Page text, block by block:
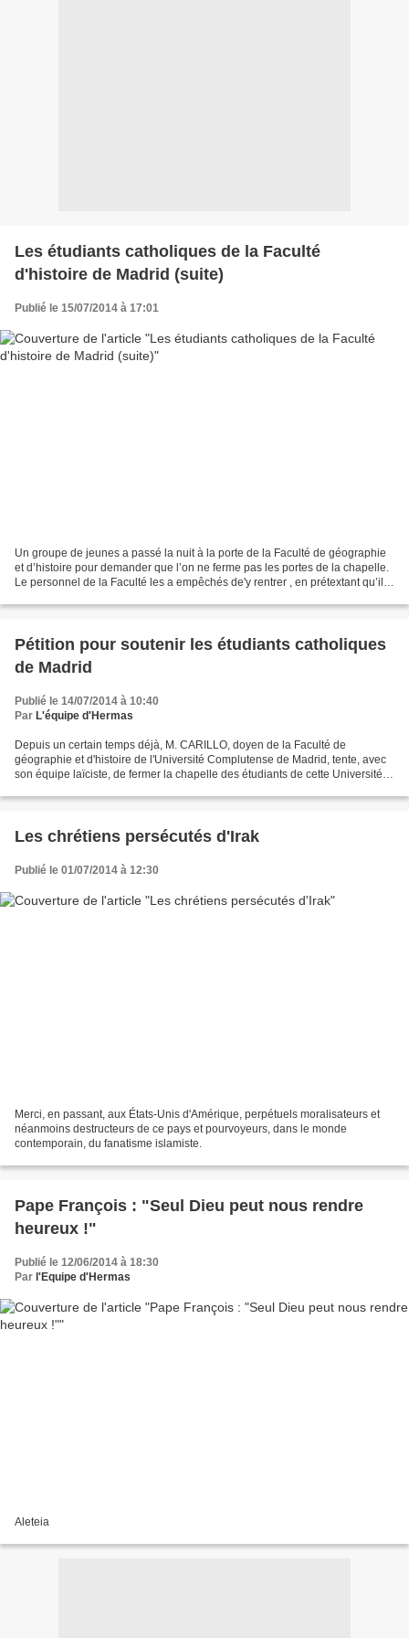
Les étudiants catholiques de la Faculté
d'histoire de Madrid (suite)
Publié le 15/07/2014 à 17:01
Un groupe de jeunes a passé la nuit à la porte de la Faculté de géographie
et d’histoire pour demander que l’on ne ferme pas les portes de la chapelle.
Le personnel de la Faculté les a empêchés de'y rentrer , en prétextant qu’il
Pétition pour soutenir les étudiants catholiques
de Madrid
Publié le 14/07/2014 à 10:40
Par L'équipe d'Hermas
Depuis un certain temps déjà, M. CARILLO, doyen de la Faculté de
géographie et d'histoire de l'Université Complutense de Madrid, tente, avec
son équipe laïciste, de fermer la chapelle des étudiants de cette Université,
Les chrétiens persécutés d'Irak
Publié le 01/07/2014 à 12:30
Merci, en passant, aux États-Unis d'Amérique, perpétuels moralisateurs et
néanmoins destructeurs de ce pays et pourvoyeurs, dans le monde
contemporain, du fanatisme islamiste.
Pape François : "Seul Dieu peut nous rendre
heureux !"
Publié le 12/06/2014 à 18:30
Par l'Equipe d'Hermas
Aleteia